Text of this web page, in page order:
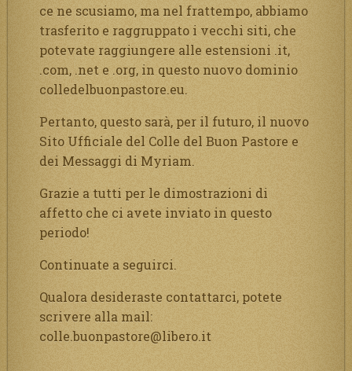
ce ne scusiamo, ma nel frattempo, abbiamo
trasferito e raggruppato i vecchi siti, che
potevate raggiungere alle estensioni .it,
.com, .net e .org, in questo nuovo dominio
colledelbuonpastore.eu.
Pertanto, questo sarà, per il futuro, il nuovo
Sito Ufficiale del Colle del Buon Pastore e
dei Messaggi di Myriam.
Grazie a tutti per le dimostrazioni di
affetto che ci avete inviato in questo
periodo!
Continuate a seguirci.
Qualora desideraste contattarci, potete
scrivere alla mail:
colle.buonpastore@libero.it